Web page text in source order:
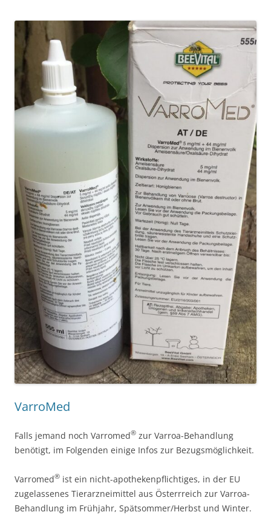
VarroMed
Falls jemand noch Varromed® zur Varroa-Behandlung
benötigt, im Folgenden einige Infos zur Bezugsmöglichkeit.
Varromed® ist ein nicht-apothekenpflichtiges, in der EU
zugelassenes Tierarzneimittel aus Österrreich zur Varroa-
Behandlung im Frühjahr, Spätsommer/Herbst und Winter.